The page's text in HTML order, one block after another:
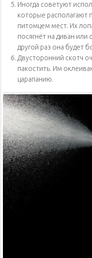
Иногда советуют
которые располагают
питомцем мест. Их
посягнёт на диван или
другой раз она будет
Двусторонний скотч
пакостить. Им
царапанию.